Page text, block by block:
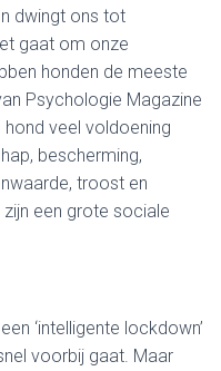
dwingt ons tot
gaat om onze
honden de meeste
Psychologie Magazine
veel voldoening
bescherming,
troost en
een grote sociale
‘intelligente lockdown’
voorbij gaat. Maar